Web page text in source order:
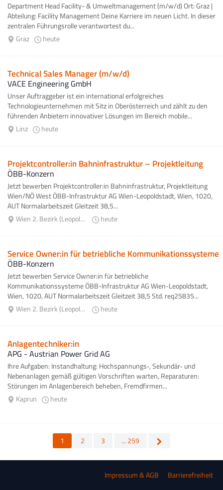
Department Head Facility- & Umweltmanagement (m/w/d) Ort: Graz |
Abteilung: Facility Management Deine Karriere im neuen Licht. In dieser
zentralen Führungsrolle verantwortest du...
Graz
heute
Technical Sales Manager (m/w/d)
VACE Engineering GmbH
Unser Auftraggeber ist ein international erfolgreiches
Technologieunternehmen mit Sitz in Oberösterreich und zählt zu den
führenden Anbietern innovativer Lösungen im Bereich mobile...
Linz
heute
Projektcontroller:in Bahninfrastruktur – Projektleitung
ÖBB-Konzern
Jetzt bewerben Projektcontroller:in Bahninfrastruktur, Projektleitung
Wien/NÖ West ÖBB-Infrastruktur AG Wien-Leopoldstadt, Wien, 1020,
AUT Normalarbeitszeit Gleitzeit 38,5...
Wien 2. Bezirk (Leopoldstadt)
heute
Service Owner:in für betriebliche Kommunikationssysteme
ÖBB-Konzern
Jetzt bewerben Service Owner:in für betriebliche
Kommunikationssysteme ÖBB-Infrastruktur AG Wien-Leopoldstadt,
Wien, 1020, AUT Normalarbeitszeit Gleitzeit 38,5 Std. req25835...
Wien 2. Bezirk (Leopoldstadt)
heute
Anlagentechniker:in
APG - Austrian Power Grid AG
Ihre Aufgaben: Instandhaltung: Hochspannungs‑, Sekundär‑ und
Nebenanlagen gemäß gültigen Vorschriften warten, Reparaturen:
Störungen im Anlagenbereich beheben, Fremdfirmen...
Kaprun
heute
1 2 3 ... 259
Impressum & AGB Barrierefreiheit